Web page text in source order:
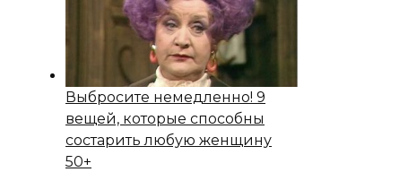
Выбросите немедленно! 9
вещей, которые способны
состapить любую женщину
50+